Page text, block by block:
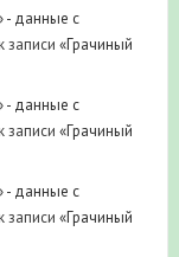
- данные с
записи «Грачиный
- данные с
записи «Грачиный
- данные с
записи «Грачиный